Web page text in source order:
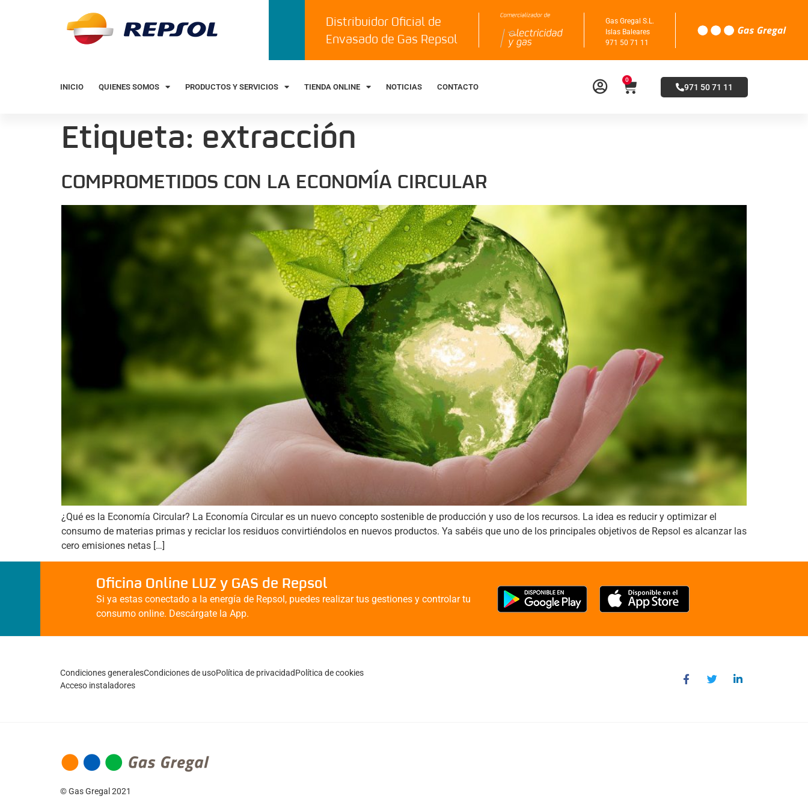
Distribuidor Oficial de
Envasado de Gas Repsol
Gas Gregal S.L.
Islas Baleares
971 50 71 11
INICIO QUIENES SOMOS PRODUCTOS Y SERVICIOS TIENDA ONLINE NOTICIAS CONTACTO
0
971 50 71 11
Etiqueta: extracción
COMPROMETIDOS CON LA ECONOMÍA CIRCULAR
¿Qué es la Economía Circular? La Economía Circular es un nuevo concepto sostenible de producción y uso de los recursos. La idea es reducir y optimizar el
consumo de materias primas y reciclar los residuos convirtiéndolos en nuevos productos. Ya sabéis que uno de los principales objetivos de Repsol es alcanzar las
cero emisiones netas […]
Oficina Online LUZ y GAS de Repsol
Si ya estas conectado a la energía de Repsol, puedes realizar tus gestiones y controlar tu
consumo online. Descárgate la App.
Condiciones generalesCondiciones de usoPolítica de privacidadPolítica de cookies
Acceso instaladores
© Gas Gregal 2021